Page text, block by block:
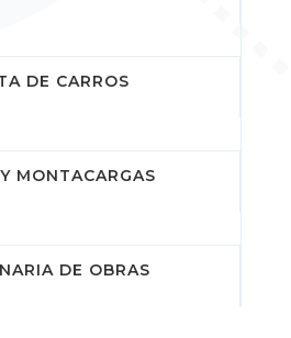
DE CARROS
MONTACARGAS
DE OBRAS